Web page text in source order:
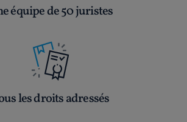
équipe de 50 juristes
les droits adressés